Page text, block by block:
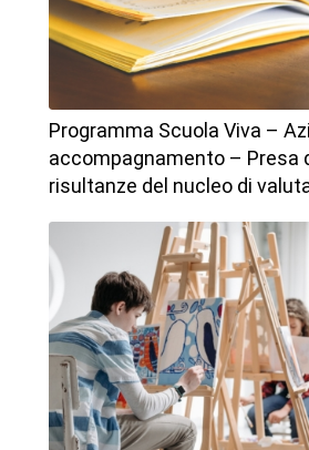
Programma Scuola Viva –
accompagnamento – Presa
risultanze del nucleo di